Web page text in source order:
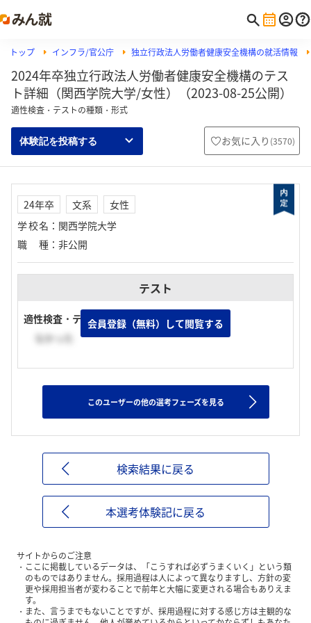
トップ インフラ/官公庁 独立行政法人労働者健康安全機構の就活情報
2024年卒独立行政法人労働者健康安全機構のテス
ト詳細（関西学院大学/女性）（2023-08-25公開）
適性検査・テストの種類・形式
体験記を投稿する お気に入り (3570)
24年卒 文系
女性
学校名 ： 関西学院大学
職種 ： 非公開
テスト
適性検査・テストの有無
なかった
会員登録（無料）して閲覧する
このユーザーの他の選考フェーズを見る
検索結果に戻る
本選考体験記に戻る
サイトからのご注意
ここに掲載しているデータは、「こうすれば必ずうまくいく」という類
のものではありません。採用過程は人によって異なりますし、方針の変
更や採用担当者が変わることで前年と大幅に変更される場合もありえま
す。
また、言うまでもないことですが、採用過程に対する感じ方は主観的な